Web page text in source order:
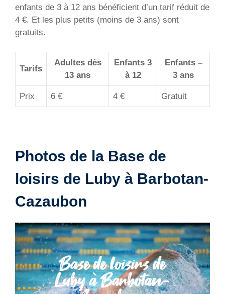
enfants de 3 à 12 ans bénéficient d’un tarif réduit de
4 €. Et les plus petits (moins de 3 ans) sont
gratuits.
Tarifs
Adultes dès
13 ans
Enfants 3
à 12
Enfants –
3 ans
Prix 6 € 4 € Gratuit
Photos de la Base de
loisirs de Luby à Barbotan-
Cazaubon